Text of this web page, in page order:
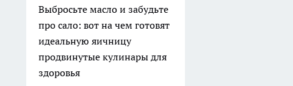
Выбросьте масло и забудьте
про сало: вот на чем готовят
идеальную яичницу
продвинутые кулинары для
здоровья